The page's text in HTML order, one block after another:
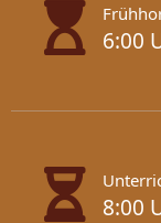
6:00
8:00